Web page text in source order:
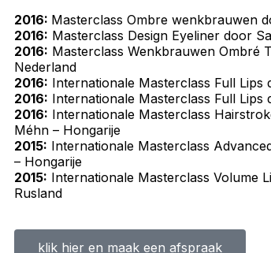
2016: Masterclass Ombre wenkbrauwen
2016: Masterclass Design Eyeliner door
2016: Masterclass Wenkbrauwen Ombré
Nederland
2016: Internationale Masterclass Full
2016: Internationale Masterclass Full
2016: Internationale Masterclass
Méhn – Hongarije
2015: Internationale Masterclass
– Hongarije
2015: Internationale Masterclass Volume
Rusland
klik hier en maak een afspraak